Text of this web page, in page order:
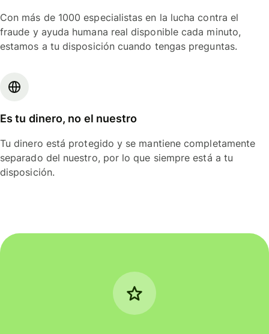
Con más de 1000 especialistas en la lucha contra el
fraude y ayuda humana real disponible cada minuto,
estamos a tu disposición cuando tengas preguntas.
Es tu dinero, no el nuestro
Tu dinero está protegido y se mantiene completamente
separado del nuestro, por lo que siempre está a tu
disposición.